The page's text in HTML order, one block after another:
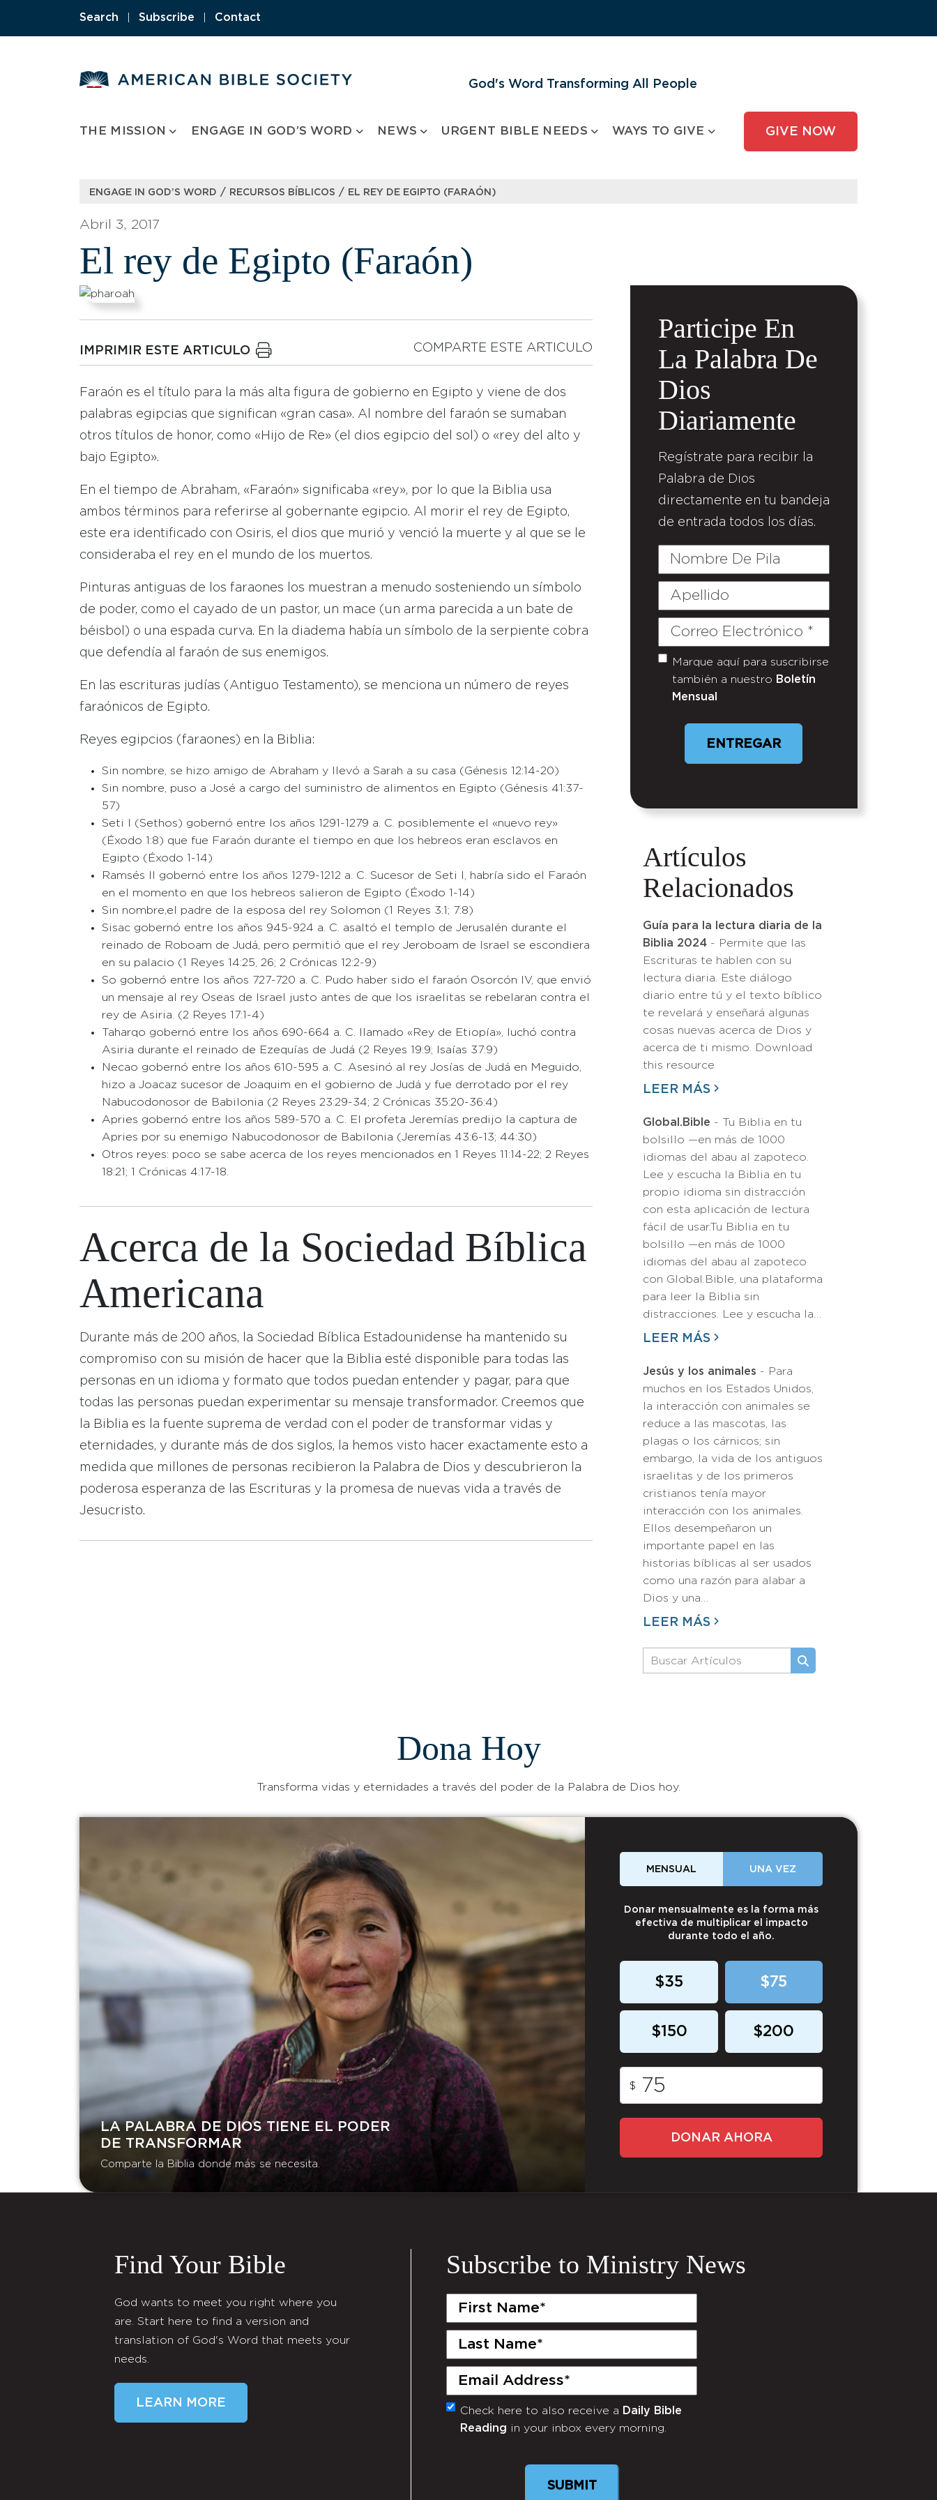
Search Subscribe Contact
God's Word Transforming All People
THE MISSION ENGAGE IN GOD’S WORD NEWS URGENT BIBLE NEEDS WAYS TO GIVE GIVE NOW
ENGAGE IN GOD’S WORD / RECURSOS BÍBLICOS​ / EL REY DE EGIPTO (FARAÓN)
Abril 3, 2017
El rey de Egipto (Faraón)
IMPRIMIR ESTE ARTICULO COMPARTE ESTE ARTICULO
Faraón es el título para la más alta figura de gobierno en Egipto y viene de dos
palabras egipcias que significan «gran casa». Al nombre del faraón se sumaban
otros títulos de honor, como «Hijo de Re» (el dios egipcio del sol) o «rey del alto y
bajo Egipto».
En el tiempo de Abraham, «Faraón» significaba «rey», por lo que la Biblia usa
ambos términos para referirse al gobernante egipcio. Al morir el rey de Egipto,
este era identificado con Osiris, el dios que murió y venció la muerte y al que se le
consideraba el rey en el mundo de los muertos.
Pinturas antiguas de los faraones los muestran a menudo sosteniendo un símbolo
de poder, como el cayado de un pastor, un mace (un arma parecida a un bate de
béisbol) o una espada curva. En la diadema había un símbolo de la serpiente cobra
que defendía al faraón de sus enemigos.
En las escrituras judías (Antiguo Testamento), se menciona un número de reyes
faraónicos de Egipto.
Reyes egipcios (faraones) en la Biblia:
Sin nombre, se hizo amigo de Abraham y llevó a Sarah a su casa (Génesis 12:14-20)
Sin nombre, puso a José a cargo del suministro de alimentos en Egipto (Génesis 41:37-
57)
Seti I (Sethos) gobernó entre los años 1291-1279 a. C. posiblemente el «nuevo rey»
(Éxodo 1:8) que fue Faraón durante el tiempo en que los hebreos eran esclavos en
Egipto (Éxodo 1-14)
Ramsés II gobernó entre los años 1279-1212 a. C. Sucesor de Seti I, habría sido el Faraón
en el momento en que los hebreos salieron de Egipto (Éxodo 1-14)
Sin nombre,el padre de la esposa del rey Solomon (1 Reyes 3:1; 7:8)
Sisac gobernó entre los años 945-924 a. C. asaltó el templo de Jerusalén durante el
reinado de Roboam de Judá, pero permitió que el rey Jeroboam de Israel se escondiera
en su palacio (1 Reyes 14:25, 26; 2 Crónicas 12:2-9)
So gobernó entre los años 727-720 a. C. Pudo haber sido el faraón Osorcón IV, que envió
un mensaje al rey Oseas de Israel justo antes de que los israelitas se rebelaran contra el
rey de Asiria. (2 Reyes 17:1-4)
Taharqo gobernó entre los años 690-664 a. C. llamado «Rey de Etiopía», luchó contra
Asiria durante el reinado de Ezequías de Judá (2 Reyes 19:9; Isaías 37:9)
Necao gobernó entre los años 610-595 a. C. Asesinó al rey Josías de Judá en Meguido,
hizo a Joacaz sucesor de Joaquim en el gobierno de Judá y fue derrotado por el rey
Nabucodonosor de Babilonia (2 Reyes 23:29-34; 2 Crónicas 35:20-36:4)
Apries gobernó entre los años 589-570 a. C. El profeta Jeremías predijo la captura de
Apries por su enemigo Nabucodonosor de Babilonia (Jeremías 43:6-13; 44:30)
Otros reyes: poco se sabe acerca de los reyes mencionados en 1 Reyes 11:14-22; 2 Reyes
18:21; 1 Crónicas 4:17-18.
Acerca de la Sociedad Bíblica
Americana
Durante más de 200 años, la Sociedad Bíblica Estadounidense ha mantenido su
compromiso con su misión de hacer que la Biblia esté disponible para todas las
personas en un idioma y formato que todos puedan entender y pagar, para que
todas las personas puedan experimentar su mensaje transformador. Creemos que
la Biblia es la fuente suprema de verdad con el poder de transformar vidas y
eternidades, y durante más de dos siglos, la hemos visto hacer exactamente esto a
medida que millones de personas recibieron la Palabra de Dios y descubrieron la
poderosa esperanza de las Escrituras y la promesa de nuevas vida a través de
Jesucristo.
Participe En
La Palabra De
Dios
Diariamente
Regístrate para recibir la
Palabra de Dios
directamente en tu bandeja
de entrada todos los días.
Nombre
Pila
Apellido
Correo
Untitled
Marque aquí para suscribirse
también a nuestro Boletín
Mensual
ENTREGAR
Artículos
Relacionados
Guía para la lectura diaria de la
Biblia 2024 - Permite que las
Escrituras te hablen con su
lectura diaria. Este diálogo
diario entre tú y el texto bíblico
te revelará y enseñará algunas
cosas nuevas acerca de Dios y
acerca de ti mismo. Download
this resource
LEER MÁS
Global.Bible - Tu Biblia en tu
bolsillo —en más de 1000
idiomas del abau al zapoteco.
Lee y escucha la Biblia en tu
propio idioma sin distracción
con esta aplicación de lectura
fácil de usar.Tu Biblia en tu
bolsillo —en más de 1000
idiomas del abau al zapoteco
con Global.Bible, una plataforma
para leer la Biblia sin
distracciones. Lee y escucha la…
LEER MÁS
Jesús y los animales - Para
muchos en los Estados Unidos,
la interacción con animales se
reduce a las mascotas, las
plagas o los cárnicos; sin
embargo, la vida de los antiguos
israelitas y de los primeros
cristianos tenía mayor
interacción con los animales.
Ellos desempeñaron un
importante papel en las
historias bíblicas al ser usados
como una razón para alabar a
Dios y una…
LEER MÁS
Dona Hoy
Transforma vidas y eternidades a través del poder de la Palabra de Dios hoy.
LA PALABRA DE DIOS TIENE EL PODER
DE TRANSFORMAR​
Comparte la Biblia donde más se necesita.
MENSUAL UNA VEZ
Donar mensualmente es la forma más
efectiva de multiplicar el impacto
durante todo el año.
$35 $75
$150 $200
$
DONAR AHORA
Find Your Bible
God wants to meet you right where you
are. Start here to find a version and
translation of God's Word that meets your
needs.
LEARN MORE
Subscribe to Ministry News
First
Last
Email
(Required)
Monthly
Check here to also receive a Daily Bible
Reading in your inbox every morning.
SUBMIT